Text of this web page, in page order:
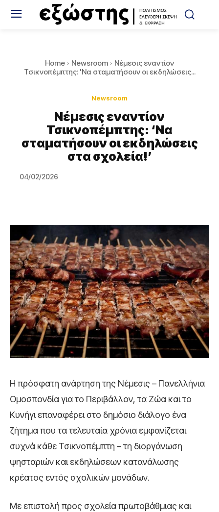
Home Newsroom
Νέμεσις εναντίον
Τσικνοπέμπτης: 'Να σταματήσουν οι εκδηλώσεις...
Newsroom
Νέμεσις εναντίον
Τσικνοπέμπτης: ‘Να
σταματήσουν οι εκδηλώσεις
στα σχολεία!’
04/02/2026
Η πρόσφατη ανάρτηση της Νέμεσις – Πανελλήνια
Ομοσπονδία για το Περιβάλλον, τα Ζώα και το
Κυνήγι επαναφέρει στο δημόσιο διάλογο ένα
ζήτημα που τα τελευταία χρόνια εμφανίζεται
συχνά κάθε Τσικνοπέμπτη – τη διοργάνωση
ψησταριών και εκδηλώσεων κατανάλωσης
κρέατος εντός σχολικών μονάδων.
Με επιστολή προς σχολεία πρωτοβάθμιας και